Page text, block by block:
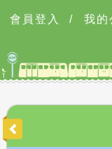
會員登入 / 我的